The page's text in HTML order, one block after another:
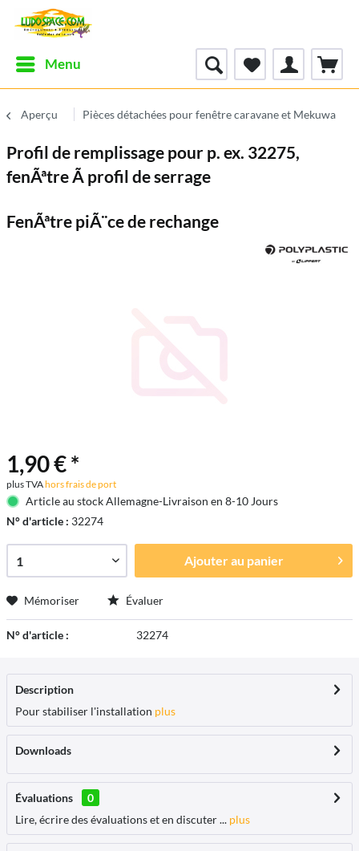
Menu
Aperçu Pièces détachées pour fenêtre caravane et Mekuwa
Profil de remplissage pour p. ex. 32275,
fenÃªtre Ã profil de serrage
FenÃªtre piÃ¨ce de rechange
1,90 € *
plus TVAhors frais de port
Article au stock Allemagne-Livraison en 8-10 Jours
N° d'article : 32274
Ajouter au panier
Mémoriser Évaluer
N° d'article : 32274
Description
Pour stabiliser l'installation plus
Downloads
Évaluations
0
Lire, écrire des évaluations et en discuter ... plus